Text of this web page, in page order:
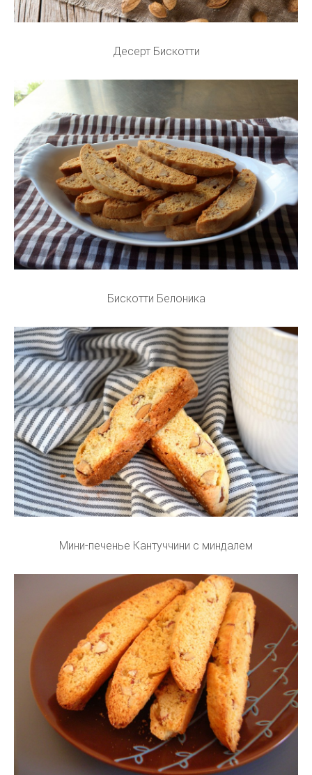
Десерт Бискотти
Бискотти Белоника
Мини-печенье Кантуччини с миндалем